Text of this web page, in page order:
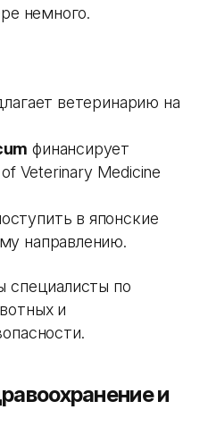
немного.
ветеринарию на
финансирует
Veterinary Medicine
в японские
направлению.
специалисты по
и
и